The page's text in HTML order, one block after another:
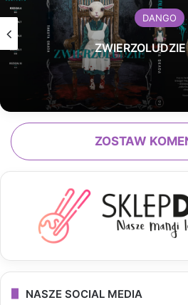
DANGO
ZOSTAW
NASZE SOCIAL MEDIA